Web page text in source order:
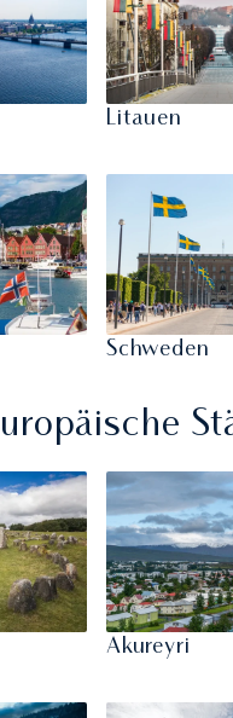
Litauen
Schweden
Akureyri